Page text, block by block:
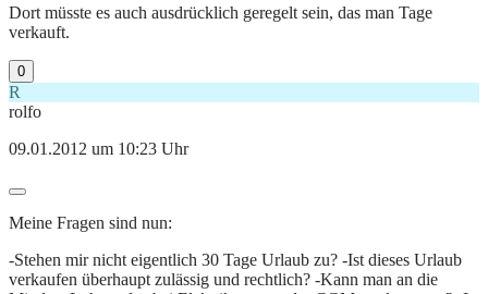
Dort müsste es auch ausdrücklich geregelt sein, das man Tage
verkauft.
0
R
rolfo
09.01.2012 um 10:23 Uhr
Meine Fragen sind nun:
-Stehen mir nicht eigentlich 30 Tage Urlaub zu? -Ist dieses Urlaub
verkaufen überhaupt zulässig und rechtlich? -Kann man an die